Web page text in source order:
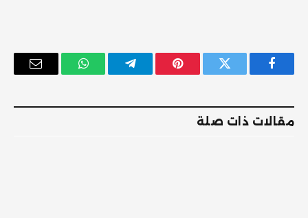
فيسبوك تويتر بينتيريستتيلقرام واتساب
البريد
مقالات ذات صلة